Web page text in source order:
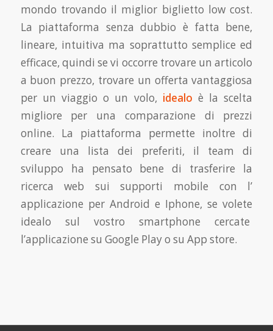
mondo trovando il miglior biglietto low cost.
La piattaforma senza dubbio è fatta bene,
lineare, intuitiva ma soprattutto semplice ed
efficace, quindi se vi occorre trovare un articolo
a buon prezzo, trovare un offerta vantaggiosa
per un viaggio o un volo, idealo è la scelta
migliore per una comparazione di prezzi
online. La piattaforma permette inoltre di
creare una lista dei preferiti, il team di
sviluppo ha pensato bene di trasferire la
ricerca web sui supporti mobile con l’
applicazione per Android e Iphone, se volete
idealo sul vostro smartphone cercate
l’applicazione su Google Play o su App store.